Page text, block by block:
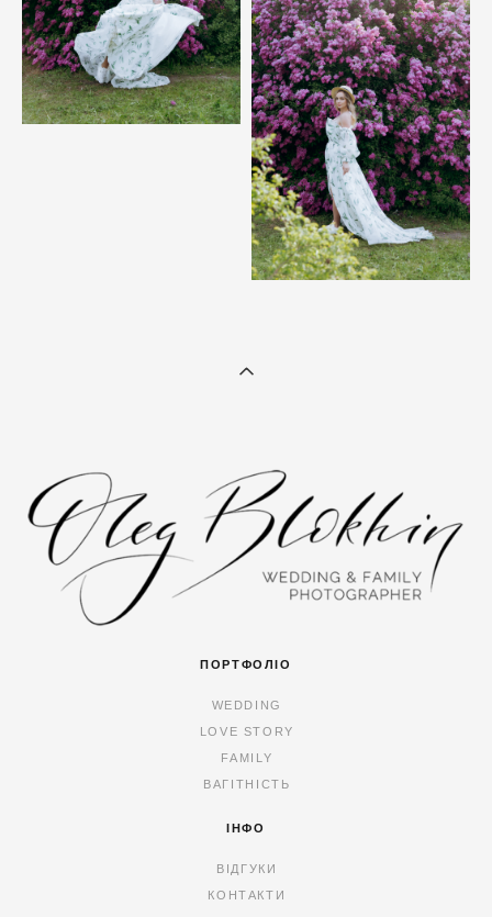
ПОРТФОЛІО
WEDDING
LOVE STORY
FAMILY
ВАГІТНІСТЬ
ІНФО
ВІДГУКИ
КОНТАКТИ